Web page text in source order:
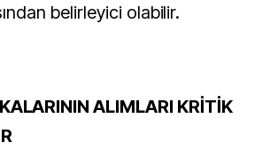
belirleyici olabilir.
ALIMLARI KRİTİK